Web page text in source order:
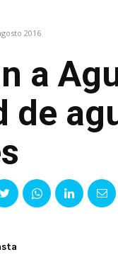
2016
a
de